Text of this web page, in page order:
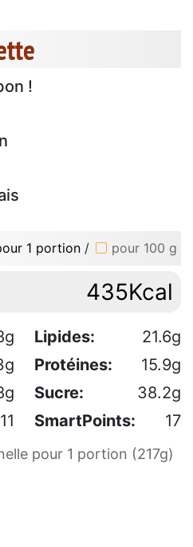
!
1 portion / pour 100 g
435Kcal
Lipides:
21.6g
Protéines:
15.9g
Sucre:
38.2g
11 SmartPoints: 17
pour 1 portion (217g)